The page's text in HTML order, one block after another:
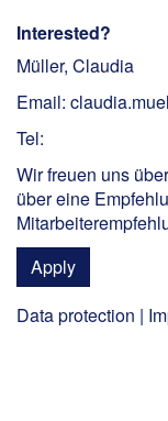
Interested?
Müller, Claudia
Email:
Tel:
Wir freuen uns
über eine
Apply
Data protection |